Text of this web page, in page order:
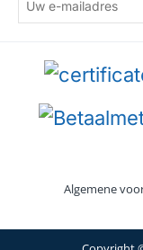
e-
mailadres
Algemene